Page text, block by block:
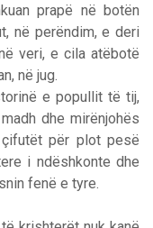
prapë në botën
në perëndim, e deri
veri, e cila atëbotë
në jug.
e popullit të tij,
dhe mirënjohës
për plot pesë
i ndëshkonte dhe
fenë e tyre.